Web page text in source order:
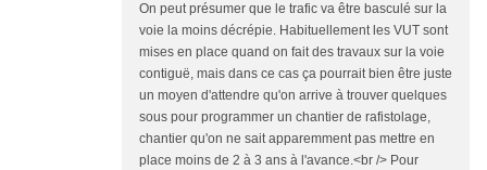
On peut présumer que le trafic va être basculé sur la
voie la moins décrépie. Habituellement les VUT sont
mises en place quand on fait des travaux sur la voie
contiguë, mais dans ce cas ça pourrait bien être juste
un moyen d'attendre qu'on arrive à trouver quelques
sous pour programmer un chantier de rafistolage,
chantier qu'on ne sait apparemment pas mettre en
place moins de 2 à 3 ans à l'avance.<br /> Pour